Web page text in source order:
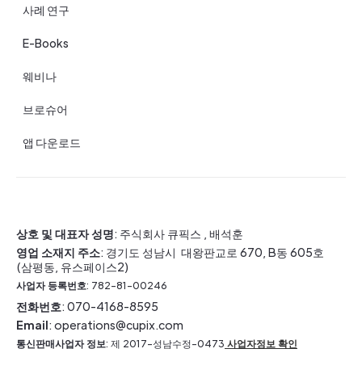
사례 연구
E-Books
웨비나
브로슈어
앱 다운로드
상호 및 대표자 성명: 주식회사 큐픽스 , 배석훈
영업 소재지 주소: 경기도 성남시 대왕판교로 670, B동 605호
(삼평동, 유스페이스2)
사업자 등록번호: 782-81-00246
전화번호: 070-4168-8595
Email: operations@cupix.com
통신판매사업자 정보: 제 2017-성남수정-0473 사업자정보 확인